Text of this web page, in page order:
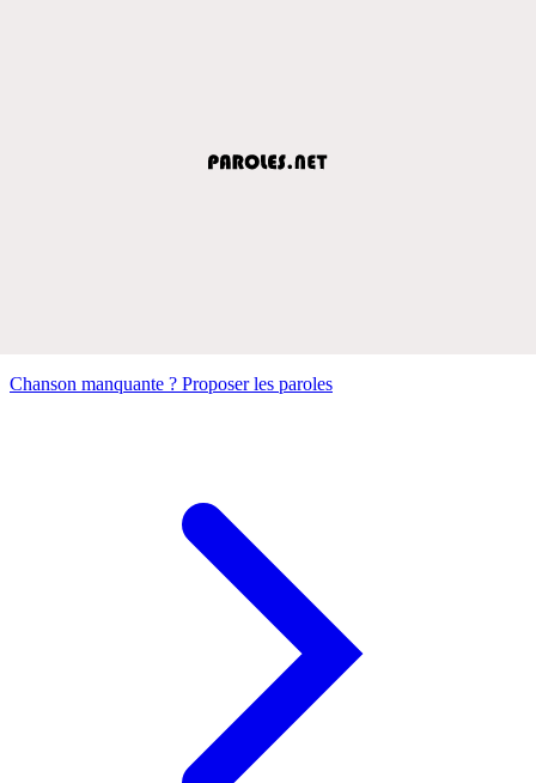
Chanson manquante ? Proposer les paroles